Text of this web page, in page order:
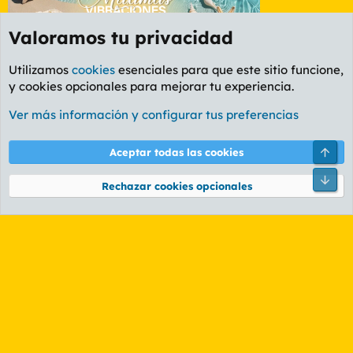
Foro General
Cookies
PL OLDSTYLE AMARILLO
Términos y reglas Política de privacidad Ayuda
Community platform by XenForo® © 2010-2026 XenForo Ltd.
Valoramos tu privacidad
Utilizamos cookies esenciales para que este sitio funcione,
y cookies opcionales para mejorar tu experiencia.
Ver más información y configurar tus preferencias
Aceptar todas las cookies
Rechazar cookies opcionales
Pie